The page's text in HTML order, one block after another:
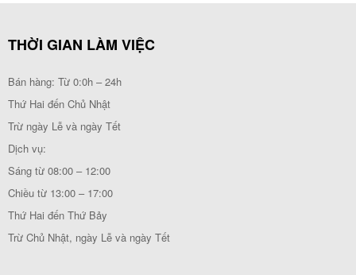
THỜI GIAN LÀM VIỆC
Bán hàng: Từ 0:0h – 24h
Thứ Hai đến Chủ Nhật
Trừ ngày Lễ và ngày Tết
Dịch vụ:
Sáng từ 08:00 – 12:00
Chiều từ 13:00 – 17:00
Thứ Hai đến Thứ Bảy
Trừ Chủ Nhật, ngày Lễ và ngày Tết